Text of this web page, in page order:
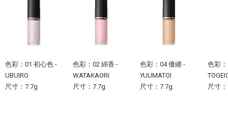
色彩：01 初心色 -
UBUIRO
尺寸：7.7g
色彩：02 綿香 -
WATAKAORI
尺寸：7.7g
色彩：04 優纏 -
YUUMATOI
尺寸：7.7g
色彩
尺寸